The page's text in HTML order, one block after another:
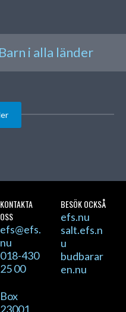
Barn i alla länder
KONTAKTA
OSS
efs@efs.
nu
018-430
25 00
Box
23001
BESÖK OCKSÅ
efs.nu
salt.efs.n
u
budbarar
en.nu